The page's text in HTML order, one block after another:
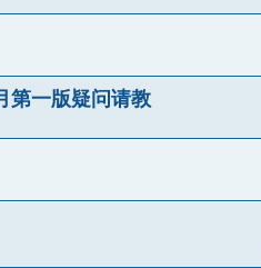
第一版疑问请教